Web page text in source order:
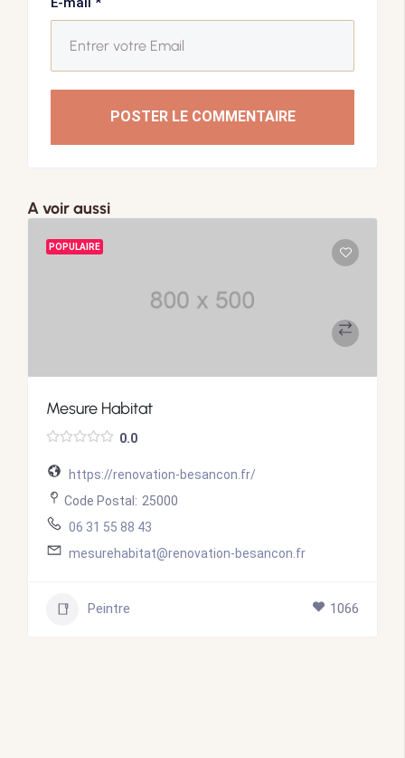
POSTER LE COMMENTAIRE
A voir aussi
POPULAIRE
Mesure Habitat
0.0
https://renovation-besancon.fr/
Code Postal: 25000
06 31 55 88 43
mesurehabitat@renovation-besancon.fr
Peintre 1066